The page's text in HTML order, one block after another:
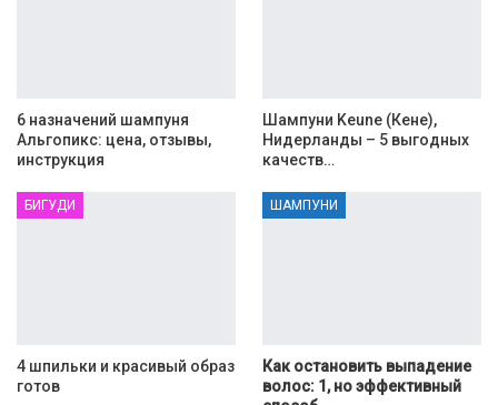
6 назначений шампуня
Альгопикс: цена, отзывы,
инструкция
Шампуни Keune (Кене),
Нидерланды – 5 выгодных
качеств…
БИГУДИ
4 шпильки и красивый образ
готов
ШАМПУНИ
Как остановить выпадение
волос: 1, но эффективный